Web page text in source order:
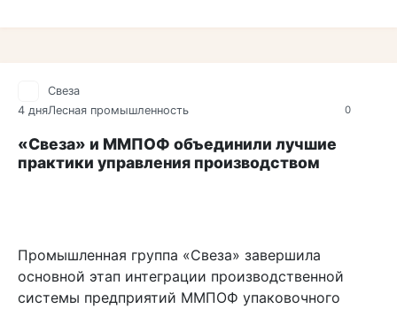
0
Свеза
4 дняЛесная промышленность
«Свеза» и ММПОФ объединили лучшие
практики управления производством
Промышленная группа «Свеза» завершила
основной этап интеграции производственной
системы предприятий ММПОФ упаковочного